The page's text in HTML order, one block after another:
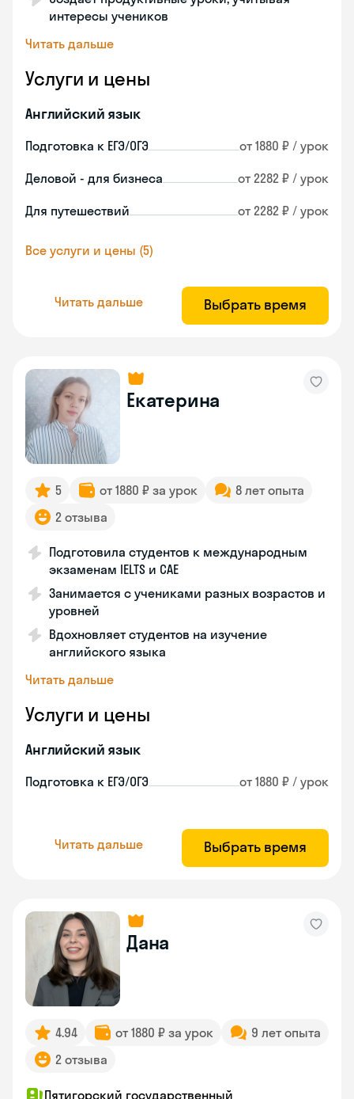
интересы учеников
Читать дальше
Услуги и цены
Английский язык
Подготовка к ЕГЭ/ОГЭ от 1880 ₽ / урок
Деловой - для бизнеса от 2282 ₽ / урок
Для путешествий от 2282 ₽ / урок
Все услуги и цены (5)
Читать дальше Выбрать время
Екатерина
5 от 1880 ₽ за урок
8 лет опыта
2 отзыва
Подготовила студентов к международным
экзаменам IELTS и CAE
Занимается с учениками разных возрастов и
уровней
Вдохновляет студентов на изучение
английского языка
Читать дальше
Услуги и цены
Английский язык
Подготовка к ЕГЭ/ОГЭ от 1880 ₽ / урок
Читать дальше Выбрать время
Дана
4.94 от 1880 ₽ за урок
9 лет опыта
2 отзыва
Пятигорский государственный